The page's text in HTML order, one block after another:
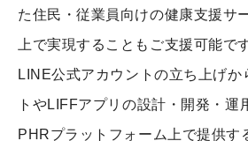
た住民・従業員向けの健康支援サ
上で実現することもご支援可能で
LINE公式アカウントの立ち上げか
トやLIFFアプリの設計・開発・運
PHRプラットフォーム上で提供す